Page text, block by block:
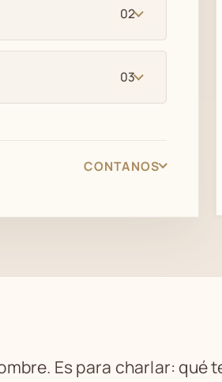
02
03
CONTANOS
Es para charlar: qué